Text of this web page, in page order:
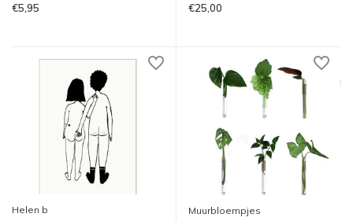
€5,95 €25,00
Helen b Muurbloempjes